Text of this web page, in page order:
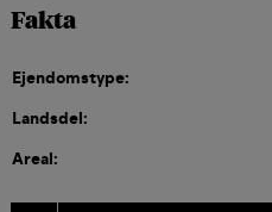
Fakta
Ejendomstype:
Landsdel:
Areal: